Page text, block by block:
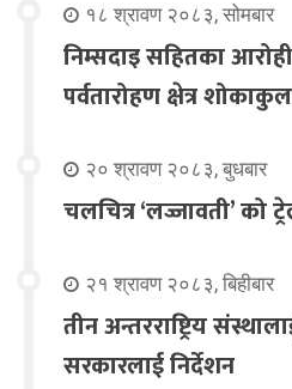
१८ श्रावण २०८३, सोमबार
निम्सदाइ सहितका
पर्वतारोहण क्षेत्र शोकाकुल
२० श्रावण २०८३, बुधबार
चलचित्र ‘लज्जावती’ को
२१ श्रावण २०८३, बिहीबार
तीन अन्तरराष्ट्रिय
सरकारलाई निर्देशन